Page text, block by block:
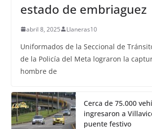
estado de embriaguez
abril 8, 2025 Llaneras10
Uniformados de la Seccional de
de la Policía del Meta lograron la
hombre de
Cerca de 75.000
ingresaron a
puente festivo